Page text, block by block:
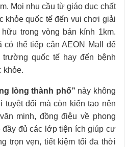
Mọi nhu cầu từ giáo dục chất
khỏe quốc tế đến vui chơi giải
trong vòng bán kính 1km.
có thể tiếp cận AEON Mall để
quốc tế hay đến bệnh
khỏe.
lòng thành phố” này không
tuyệt đối mà còn kiến tạo nên
minh, đồng điệu về phong
đủ các lớp tiện ích giúp cư
trọn vẹn, tiết kiệm tối đa thời